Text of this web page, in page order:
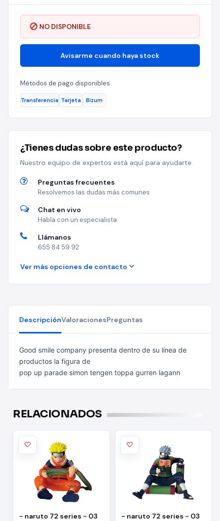
NO DISPONIBLE
Avisarme cuando haya stock
Métodos de pago disponibles
Transferencia Tarjeta Bizum
¿Tienes dudas sobre este producto?
Nuestro equipo de expertos está aquí para ayudarte.
Preguntas frecuentes
Resolvemos las dudas más comunes
Chat en vivo
Habla con un especialista
Llámanos
655 84 59 92
Ver más opciones de contacto
DescripciónValoracionesPreguntas
Good smile company presenta dentro de su línea de
productos la figura de
pop up parade simon tengen toppa gurren lagann
RELACIONADOS
- naruto 72 series - 03
- naruto 72 series - 03